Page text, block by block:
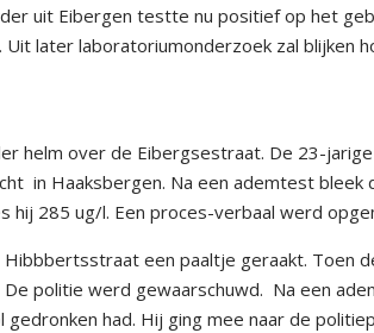
uit Eibergen testte nu positief op het
later laboratoriumonderzoek zal blijken
helm over de Eibergsestraat. De 23-
in Haaksbergen. Na een ademtest bleek
hij 285 ug/l. Een proces-verbaal werd
een paaltje geraakt. Toen
politie werd gewaarschuwd. Na een
gedronken had. Hij ging mee naar de